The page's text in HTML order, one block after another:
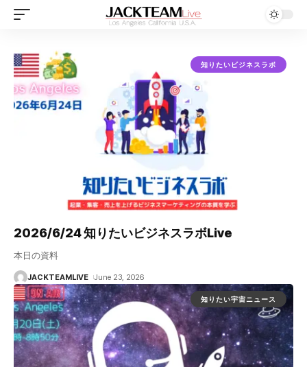
知りたいビジネスラボ
2026/6/24 知りたいビジネスラボLive
本日の資料
JACKTEAMLIVE June 23, 2026
知りたい宇宙ニュース